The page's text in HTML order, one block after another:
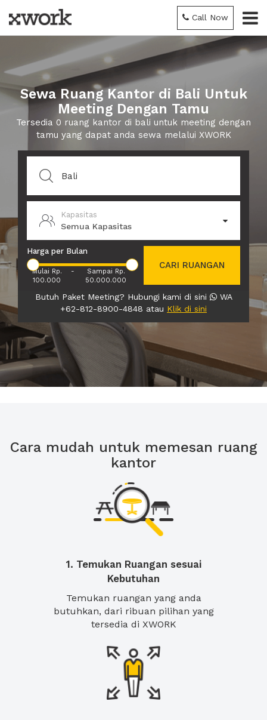
Call Now
Sewa Ruang Kantor di Bali Untuk
Meeting Dengan Tamu
Tersedia 0 ruang kantor di bali untuk meeting dengan
tamu yang dapat anda sewa melalui XWORK
Kapasitas
Semua Kapasitas
Harga per Bulan
Mulai Rp.
100.000
-
Sampai Rp.
50.000.000
CARI RUANGAN
Butuh Paket Meeting? Hubungi kami di sini
WA
+62-812-8900-4848 atau Klik di sini
Cara mudah untuk memesan ruang
kantor
1. Temukan Ruangan sesuai
Kebutuhan
Temukan ruangan yang anda
butuhkan, dari ribuan pilihan yang
tersedia di XWORK